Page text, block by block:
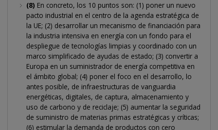
(8) En concreto, los 10 puntos son: (1) poner un nuevo
pacto industrial en el centro de la agenda estratégica de
la UE; (2) desarrollar un mecanismo de financiación para
la industria intensiva en energía con un fondo para el
despliegue de tecnologías limpias y coordinado con un
marco simplificado de ayudas de estado; (3) convertir a
Europa en un suministrador de energía competitiva en
el ámbito global; (4) poner el foco en el desarrollo, lo
antes posible, de infraestructuras de vanguardia
energéticas, digitales, de captura, almacenamiento y
uso de carbono y de reciclaje; (5) aumentar la seguridad
de suministro de materias primas estratégicas y críticas;
(6) estimular la demanda de productos con cero